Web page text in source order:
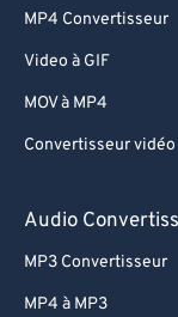
MP4 Convertisseur
Video à GIF
MOV à MP4
Convertisseur vidéo
Audio
MP3 Convertisseur
MP4 à MP3